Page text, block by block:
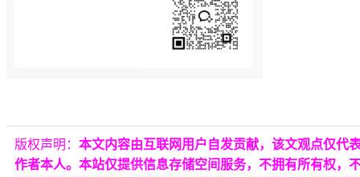
版权声明： 本文内容由互联网用户自发贡献，该文观点仅代
作者本人。本站仅提供信息存储空间服务，不拥有所有权，